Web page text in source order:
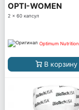
OPTI-WOMEN
2 x 60 капсул
Optimum Nutrition
В корзину